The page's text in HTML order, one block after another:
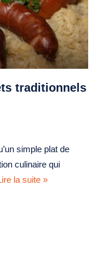
traditionnels
simple plat de
culinaire qui
la suite »